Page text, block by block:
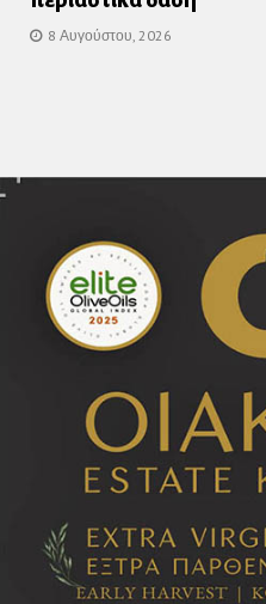
8 Αυγούστου, 2026